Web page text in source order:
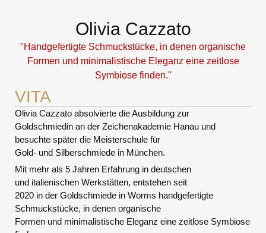
Olivia Cazzato
"Handgefertigte Schmuckstücke, in denen organische
Formen und minimalistische Eleganz eine zeitlose
Symbiose finden."
VITA
Olivia Cazzato absolvierte die Ausbildung zur
Goldschmiedin an der Zeichenakademie Hanau und
besuchte später die Meisterschule für
Gold- und Silberschmiede in München.
Mit mehr als 5 Jahren Erfahrung in deutschen
und italienischen Werkstätten, entstehen seit
2020 in der Goldschmiede in Worms handgefertigte
Schmuckstücke, in denen organische
Formen und minimalistische Eleganz eine zeitlose Symbiose